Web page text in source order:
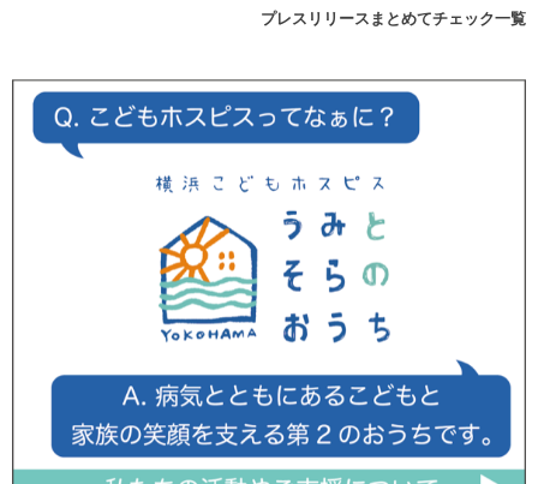
プレスリリースまとめてチェック一覧